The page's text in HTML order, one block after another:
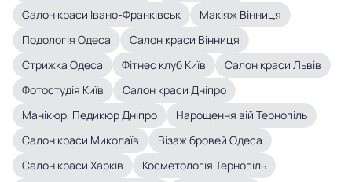
Салон краси Івано-Франківськ
Макіяж Вінниця
Подологія Одеса
Салон краси Вінниця
Стрижка Одеса
Фітнес клуб Київ
Cалон краси Львів
Фотостудія Київ
Салон краси Дніпро
Манікюр, Педикюр Дніпро
Нарощення вій Тернопіль
Салон краси Миколаїв
Візаж бровей Одеса
Салон краси Харків
Косметологія Тернопіль